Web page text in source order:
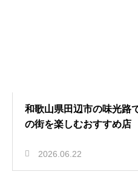
和歌山県田辺市の味光路
の街を楽しむおすすめ店
2026.06.22